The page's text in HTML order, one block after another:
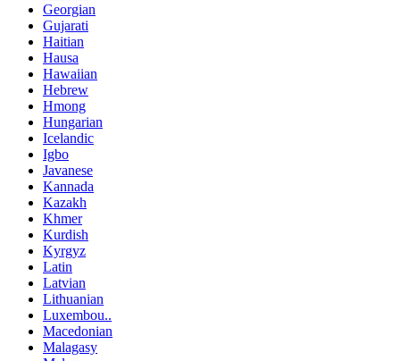
Georgian
Gujarati
Haitian
Hausa
Hawaiian
Hebrew
Hmong
Hungarian
Icelandic
Igbo
Javanese
Kannada
Kazakh
Khmer
Kurdish
Kyrgyz
Latin
Latvian
Lithuanian
Luxembou..
Macedonian
Malagasy